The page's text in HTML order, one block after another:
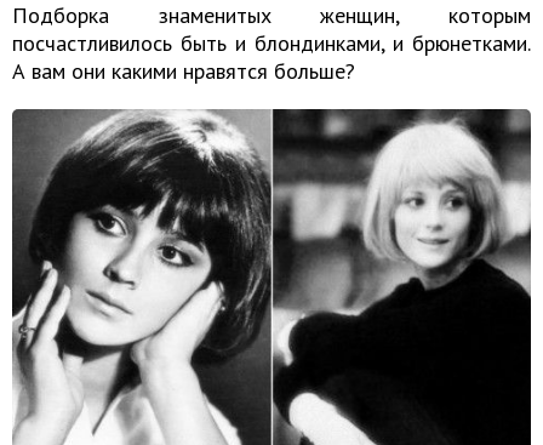
Подборка знаменитых женщин, которым
посчастливилось быть и блондинками, и брюнетками.
А вам они какими нравятся больше?